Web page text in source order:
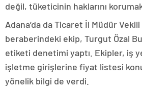
değil, tüketicinin haklarını
Adana’da da Ticaret İl Müdür
beraberindeki ekip, Turgut Özal
etiketi denetimi yaptı. Ekipler, iş
işletme girişlerine fiyat listesi
yönelik bilgi de verdi.